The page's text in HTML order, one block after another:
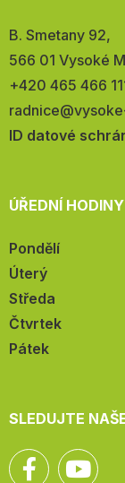
Adresa:
B. Smetany 92,
566 01 Vysoké
Telefon:
+420 465 466
E-
mail:
ID datové
ÚŘEDNÍ HODINY
Pondělí
Úterý
Středa
Čtvrtek
Pátek
SLEDUJTE